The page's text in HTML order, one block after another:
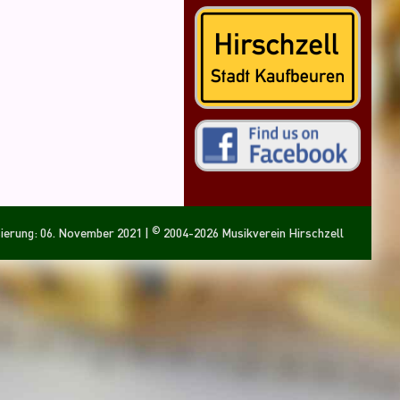
06. November 2021 | © 2004-2026 Musikverein Hirschzell